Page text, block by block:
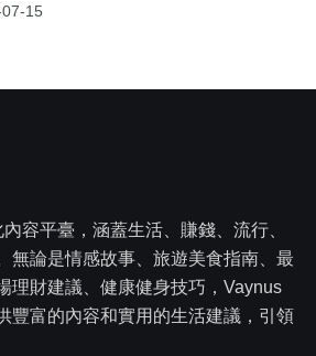
15
容平臺，涵蓋生活、賺錢、流行、
無論是情感故事、旅遊美食指南、最
理財建議、健康健身技巧，Vaynus
豐富的內容和實用的生活建議，引領